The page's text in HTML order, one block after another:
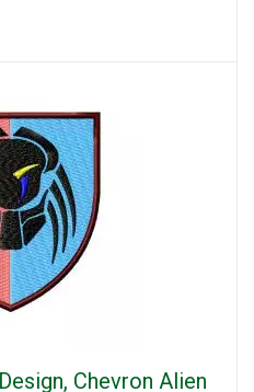
Chevron Alien